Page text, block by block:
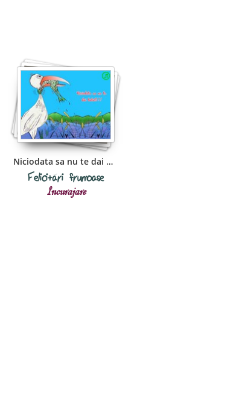
Niciodata sa nu te dai batut!!!
Felicitări frumoase
Încurajare